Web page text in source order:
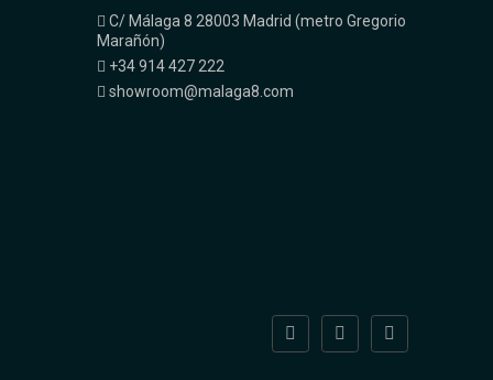
C/ Málaga 8 28003 Madrid (metro Gregorio
Marañón)
+34 914 427 222
showroom@malaga8.com